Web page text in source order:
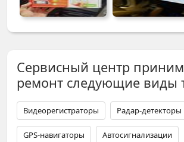
Сервисный центр
ремонт следующие виды
Видеорегистраторы Радар-детекторы
GPS-навигаторы Автосигнализации